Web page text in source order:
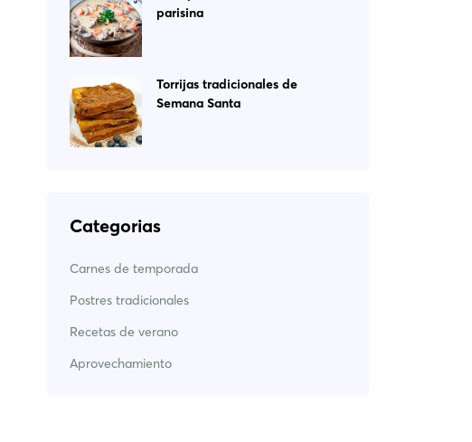
parisina
Torrijas tradicionales de
Semana Santa
Categorias
Carnes de temporada
Postres tradicionales
Recetas de verano
Aprovechamiento